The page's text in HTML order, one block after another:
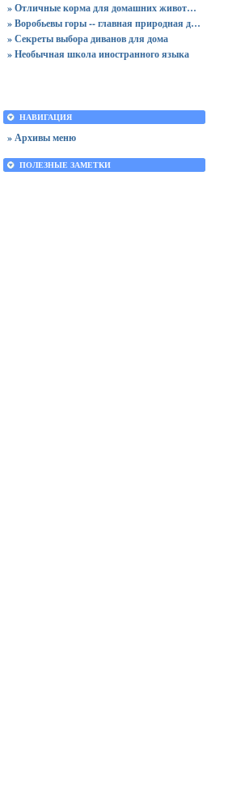
» Отличные корма для домашних животных
» Воробьевы горы -- главная природная достопримечательность Москвы
» Секреты выбора диванов для дома
» Необычная школа иностранного языка
НАВИГАЦИЯ
» Архивы меню
ПОЛЕЗНЫЕ ЗАМЕТКИ